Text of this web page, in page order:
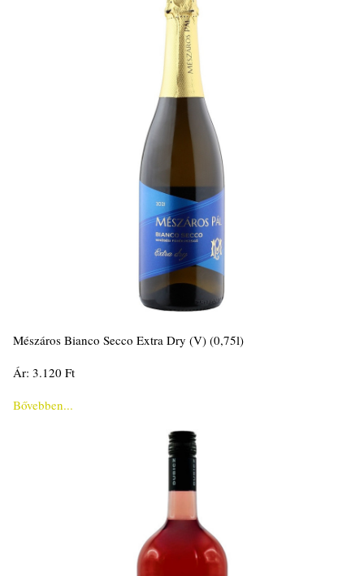
Mészáros Bianco Secco Extra Dry (V) (0,75l)
Ár: 3.120 Ft
Bővebben...